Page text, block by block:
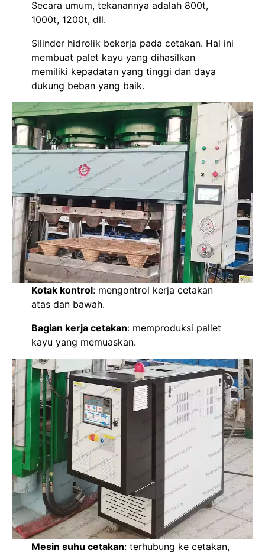
Secara umum, tekanannya adalah 800t,
1000t, 1200t, dll.
Silinder hidrolik bekerja pada cetakan. Hal ini
membuat palet kayu yang dihasilkan
memiliki kepadatan yang tinggi dan daya
dukung beban yang baik.
Kotak kontrol: mengontrol kerja cetakan
atas dan bawah.
Bagian kerja cetakan: memproduksi pallet
kayu yang memuaskan.
Mesin suhu cetakan: terhubung ke cetakan,